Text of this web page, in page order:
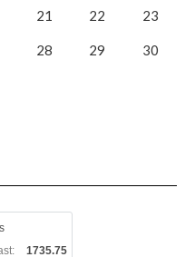
21 22 23
28 29 30